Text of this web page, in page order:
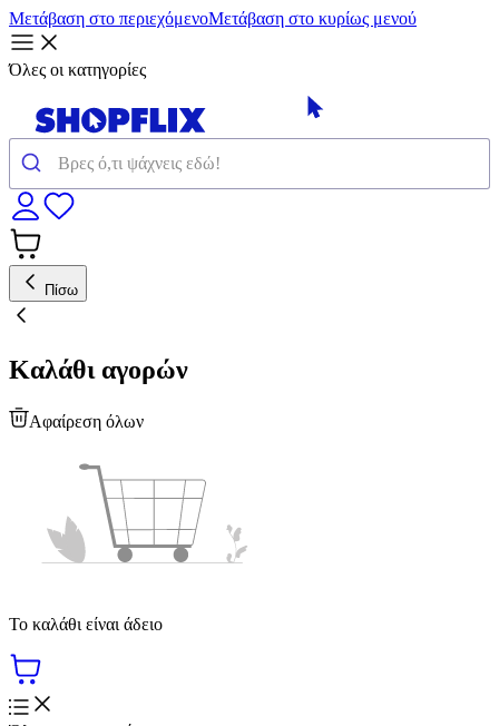
Μετάβαση στο περιεχόμενοΜετάβαση στο κυρίως μενού
Όλες οι κατηγορίες
Πίσω
Καλάθι αγορών
Αφαίρεση όλων
Το καλάθι είναι άδειο